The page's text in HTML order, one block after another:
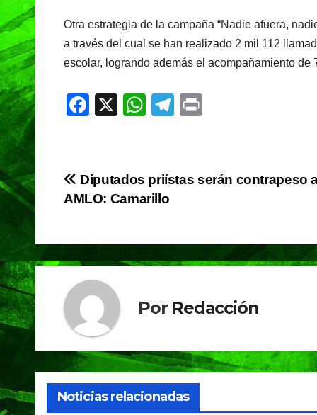
Otra estrategia de la campaña “Nadie afuera,
a través del cual se han realizado 2 mil 112
escolar, logrando además el acompañamiento de
F
e
b
o
k
X
W
s
A
p
T
gr
Navegación
entradas
Diputados priístas serán contrapeso
AMLO: Camarillo
Por Redacción
Noticias relacionadas